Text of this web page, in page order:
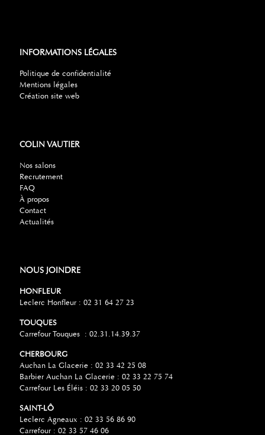
INFORMATIONS LÉGALES
Politique de confidentialité
Mentions légales
Création site web
COLIN VAUTIER
Nos salons
Recrutement
FAQ
À propos
Contact
Actualités
NOUS JOINDRE
HONFLEUR
Leclerc Honfleur : 02 31 64 27 23
TOUQUES
Carrefour Touques : 02.31.14.39.37
CHERBOURG
Auchan La Glacerie : 02 33 42 25 08
Barbier Auchan La Glacerie : 02 33 22 75 74
Carrefour Les Éléis : 02 33 20 05 50
SAINT-LÔ
Leclerc Agneaux : 02 33 56 86 90
Carrefour : 02 33 57 46 06